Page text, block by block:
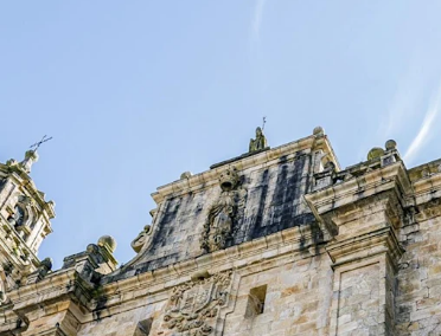
Sverige
Danmark
Norge